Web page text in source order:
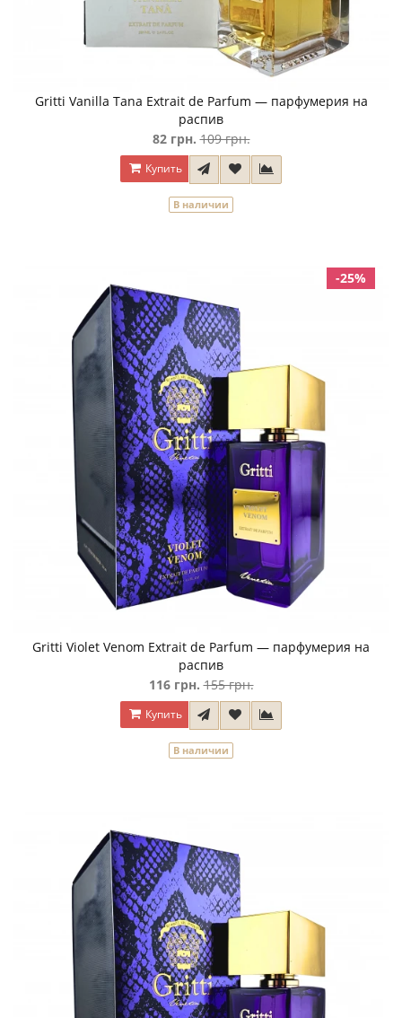
Gritti Vanilla Tana Extrait de Parfum — парфумерия на
распив
82 грн. 109 грн.
Купить
В наличии
-25%
Gritti Violet Venom Extrait de Parfum — парфумерия на
распив
116 грн. 155 грн.
Купить
В наличии